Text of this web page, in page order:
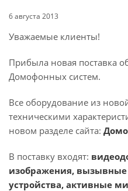
6 августа 2013
Уважаемые клиенты!
Прибыла новая поставка
Домофонных систем.
Все оборудование из
техническими
новом разделе сайта:
В поставку входят:
изображения,
устройства, активные